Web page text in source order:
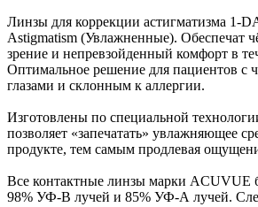
Линзы для коррекции астигматизма 1-
Astigmatism (Увлажненные). Обеспечат
зрение и непревзойденный комфорт в
Оптимальное решение для пациентов с
глазами и склонным к аллергии.
Изготовлены по специальной
позволяет «запечатать» увлажняющее
продукте, тем самым продлевая
Все контактные линзы марки ACUVUE
98% УФ-В лучей и 85% УФ-А лучей.